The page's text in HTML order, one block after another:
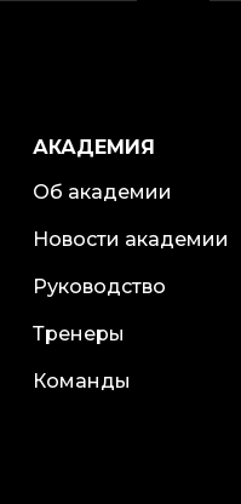
АКАДЕМИЯ
Об академии
Новости академии
Руководство
Тренеры
Команды